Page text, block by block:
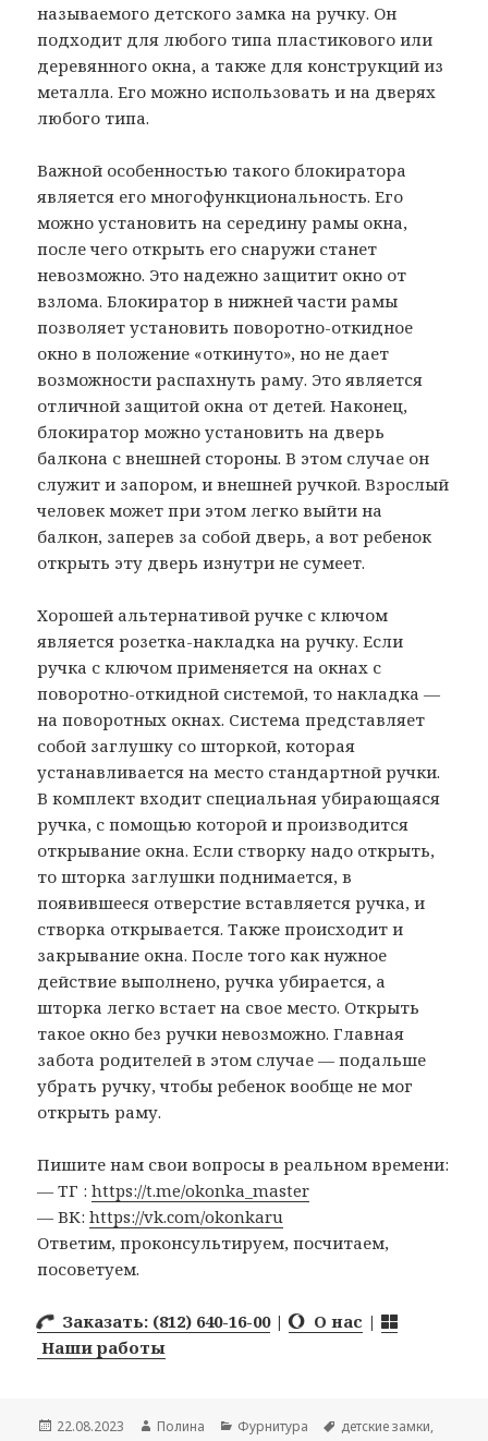
называемого детского замка на ручку. Он
подходит для любого типа пластикового или
деревянного окна, а также для конструкций из
металла. Его можно использовать и на дверях
любого типа.
Важной особенностью такого блокиратора
является его многофункциональность. Его
можно установить на середину рамы окна,
после чего открыть его снаружи станет
невозможно. Это надежно защитит окно от
взлома. Блокиратор в нижней части рамы
позволяет установить поворотно-откидное
окно в положение «откинуто», но не дает
возможности распахнуть раму. Это является
отличной защитой окна от детей. Наконец,
блокиратор можно установить на дверь
балкона с внешней стороны. В этом случае он
служит и запором, и внешней ручкой. Взрослый
человек может при этом легко выйти на
балкон, заперев за собой дверь, а вот ребенок
открыть эту дверь изнутри не сумеет.
Хорошей альтернативой ручке с ключом
является розетка-накладка на ручку. Если
ручка с ключом применяется на окнах с
поворотно-откидной системой, то накладка —
на поворотных окнах. Система представляет
собой заглушку со шторкой, которая
устанавливается на место стандартной ручки.
В комплект входит специальная убирающаяся
ручка, с помощью которой и производится
открывание окна. Если створку надо открыть,
то шторка заглушки поднимается, в
появившееся отверстие вставляется ручка, и
створка открывается. Также происходит и
закрывание окна. После того как нужное
действие выполнено, ручка убирается, а
шторка легко встает на свое место. Открыть
такое окно без ручки невозможно. Главная
забота родителей в этом случае — подальше
убрать ручку, чтобы ребенок вообще не мог
открыть раму.
Пишите нам свои вопросы в реальном времени:
— ТГ :https://t.me/okonka_master
— ВК:https://vk.com/okonkaru
Ответим, проконсультируем, посчитаем,
посоветуем.
Заказать: (812) 640-16-00| О нас |
Наши работы
Опубликовано
22.08.2023 Автор
Полина Рубрики
Фурнитура Метки
детские замки,